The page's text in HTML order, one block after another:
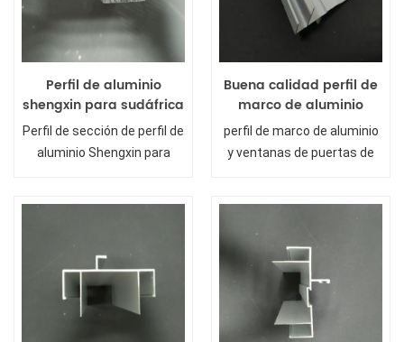
Perfil de aluminio
shengxin para sudáfrica
Perfil de sección de perfil de
aluminio Shengxin para
Buena calidad perfil de
marco de aluminio
puertas de aluminio
ventanas para
sudáfrica
perfil de marco de aluminio
y ventanas de puertas de